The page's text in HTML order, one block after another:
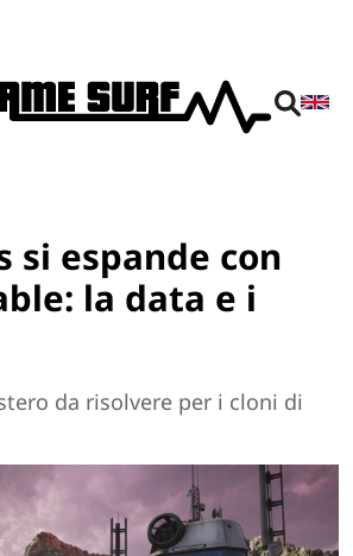
si espande con
la data e i
da risolvere per i cloni di